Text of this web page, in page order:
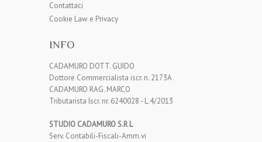
Contattaci
Cookie Law e Privacy
INFO
CADAMURO DOTT. GUIDO
Dottore Commercialista iscr. n. 2173A
CADAMURO RAG. MARCO
Tributarista Iscr. nr. 6240028 - L.4/2013
STUDIO CADAMURO S.R.L
Serv. Contabili-Fiscali-Amm.vi